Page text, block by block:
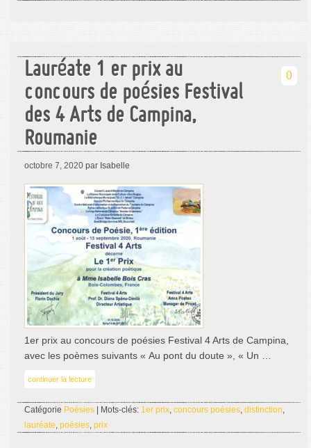
Lauréate 1 er prix au
concours de poésies Festival
des 4 Arts de Campina,
Roumanie
0
octobre 7, 2020 par Isabelle
1er prix au concours de poésies Festival 4 Arts de Campina,
avec les poèmes suivants « Au pont du doute », « Un …
continuer la lecture
Catégorie Poésies | Mots-clés: 1er prix, concours poésies, distinction,
lauréate, poésies, prix